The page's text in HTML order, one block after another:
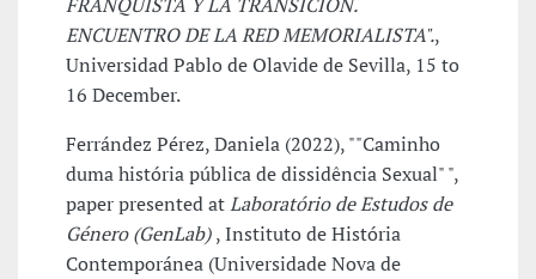
ENCUENTRO DE LA RED MEMORIALISTA".,
Universidad Pablo de Olavide de Sevilla, 15 to
16 December.
Ferrández Pérez, Daniela (2022), ""Caminho
duma história pública de dissidência Sexual" ",
paper presented atLaboratório de Estudos de
Género (GenLab), Instituto de História
Contemporánea (Universidade Nova de